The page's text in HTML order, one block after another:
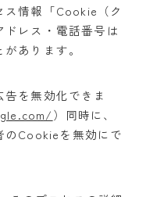
情報「Cookie（ク
レス・電話番号は
あります。
を無効化できま
）同時に、
のCookieを無効にで